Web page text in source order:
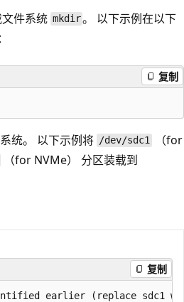
件系统 mkdir。 以下示例在以下
：
复制
统。 以下示例将 /dev/sdc1
（for
（for NVMe） 分区装载到
复制
earlier (replace sdc1